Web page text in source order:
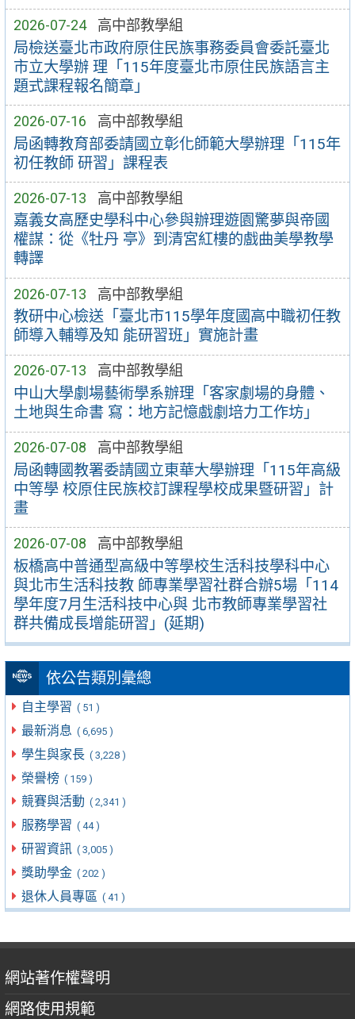
2026-07-24 高中部教學組
局檢送臺北市政府原住民族事務委員會委託臺北
市立大學辦 理「115年度臺北市原住民族語言主
題式課程報名簡章」
2026-07-16 高中部教學組
局函轉教育部委請國立彰化師範大學辦理「115年
初任教師 研習」課程表
2026-07-13 高中部教學組
嘉義女高歷史學科中心參與辦理遊園驚夢與帝國
權謀：從《牡丹 亭》到清宮紅樓的戲曲美學教學
轉譯
2026-07-13 高中部教學組
教研中心檢送「臺北市115學年度國高中職初任教
師導入輔導及知 能研習班」實施計畫
2026-07-13 高中部教學組
中山大學劇場藝術學系辦理「客家劇場的身體、
土地與生命書 寫：地方記憶戲劇培力工作坊」
2026-07-08 高中部教學組
局函轉國教署委請國立東華大學辦理「115年高級
中等學 校原住民族校訂課程學校成果暨研習」計
畫
2026-07-08 高中部教學組
板橋高中普通型高級中等學校生活科技學科中心
與北市生活科技教 師專業學習社群合辦5場「114
學年度7月生活科技中心與 北市教師專業學習社
群共備成長增能研習」(延期)
依公告類別彙總
自主學習 ( 51 )
最新消息 ( 6,695 )
學生與家長 ( 3,228 )
榮譽榜 ( 159 )
競賽與活動 ( 2,341 )
服務學習 ( 44 )
研習資訊 ( 3,005 )
獎助學金 ( 202 )
退休人員專區 ( 41 )
網站著作權聲明
網路使用規範